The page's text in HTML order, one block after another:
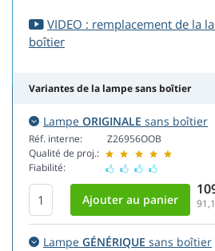
VIDEO : remplacement de la
boîtier
Variantes de la lampe sans boîtier
Lampe ORIGINALE sans boîtier
Réf. interne:
Qualité de proj.:
Fiabilité:
Z26956OOB
Lampe GÉNÉRIQUE sans boîtier